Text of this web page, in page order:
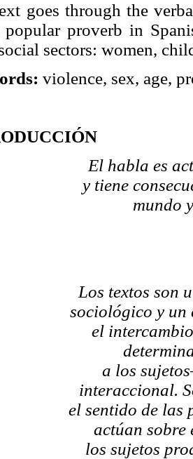
goes through the
proverb in
sectors: women,
violence, sex, age,
El habla es
y tiene
mundo
Los textos son
sociológico y un
el
a los
interaccional.
el sentido de las
actúan sobre
los sujetos